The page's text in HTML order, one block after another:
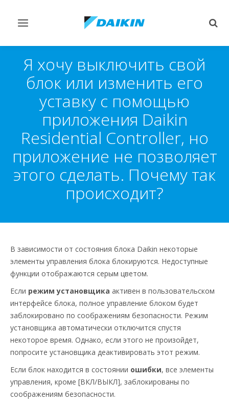
Переключить
Я хочу выключить свой
блок или изменить его
уставку с помощью
приложения Daikin
Residential Controller, но
приложение не позволяет
этого сделать. Почему так
происходит?
В зависимости от состояния блока Daikin некоторые
элементы управления блока блокируются. Недоступные
функции отображаются серым цветом.
Если режим установщика активен в пользовательском
интерфейсе блока, полное управление блоком будет
заблокировано по соображениям безопасности. Режим
установщика автоматически отключится спустя
некоторое время. Однако, если этого не произойдет,
попросите установщика деактивировать этот режим.
Если блок находится в состоянии ошибки, все элементы
управления, кроме [ВКЛ/ВЫКЛ], заблокированы по
соображениям безопасности.